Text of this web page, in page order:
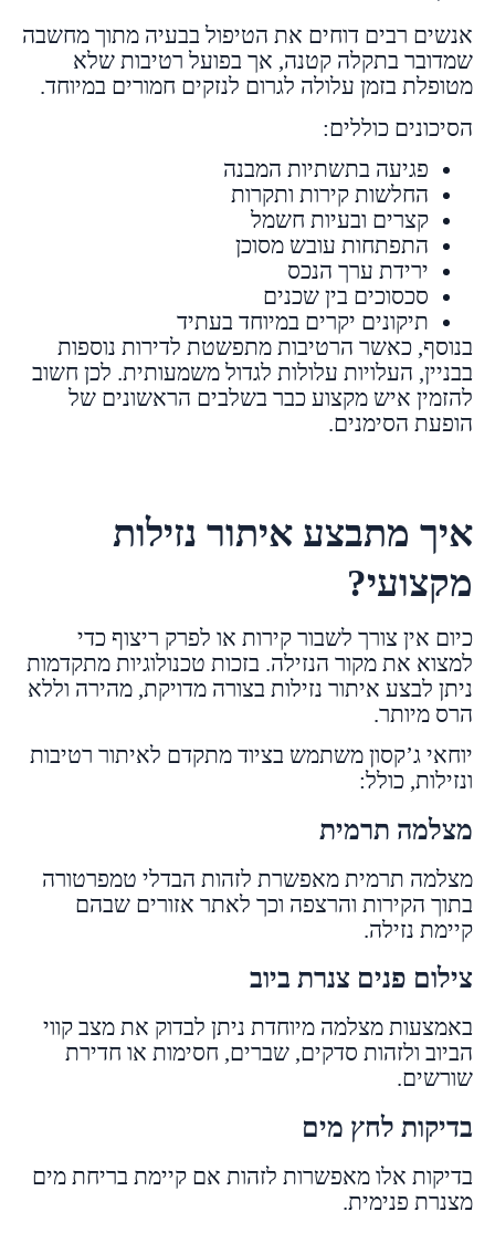
אנשים רבים דוחים את הטיפול בבעיה מתוך מחשבה
שמדובר בתקלה קטנה, אך בפועל רטיבות שלא
מטופלת בזמן עלולה לגרום לנזקים חמורים במיוחד.
הסיכונים כוללים:
פגיעה בתשתיות המבנה
החלשות קירות ותקרות
קצרים ובעיות חשמל
התפתחות עובש מסוכן
ירידת ערך הנכס
סכסוכים בין שכנים
תיקונים יקרים במיוחד בעתיד
בנוסף, כאשר הרטיבות מתפשטת לדירות נוספות
בבניין, העלויות עלולות לגדול משמעותית. לכן חשוב
להזמין איש מקצוע כבר בשלבים הראשונים של
הופעת הסימנים.
איך מתבצע איתור נזילות
מקצועי?
כיום אין צורך לשבור קירות או לפרק ריצוף כדי
למצוא את מקור הנזילה. בזכות טכנולוגיות מתקדמות
ניתן לבצע איתור נזילות בצורה מדויקת, מהירה וללא
הרס מיותר.
יוחאי ג’קסון משתמש בציוד מתקדם לאיתור רטיבות
ונזילות, כולל:
מצלמה תרמית
מצלמה תרמית מאפשרת לזהות הבדלי טמפרטורה
בתוך הקירות והרצפה וכך לאתר אזורים שבהם
קיימת נזילה.
צילום פנים צנרת ביוב
באמצעות מצלמה מיוחדת ניתן לבדוק את מצב קווי
הביוב ולזהות סדקים, שברים, חסימות או חדירת
שורשים.
בדיקות לחץ מים
בדיקות אלו מאפשרות לזהות אם קיימת בריחת מים
מצנרת פנימית.